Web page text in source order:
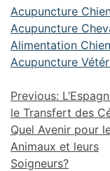
Acupuncture
Acupuncture
Alimentation
Acupuncture
Previous:
le Transfert des
Quel Avenir pour
Animaux et leurs
Soigneurs?